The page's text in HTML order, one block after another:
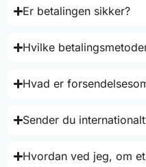
Er betalingen sikker?
Hvilke
Hvad er
Sender du
Hvordan ved jeg, om